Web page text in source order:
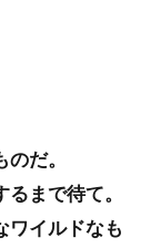
だ。
まで待て。
ワイルドなも